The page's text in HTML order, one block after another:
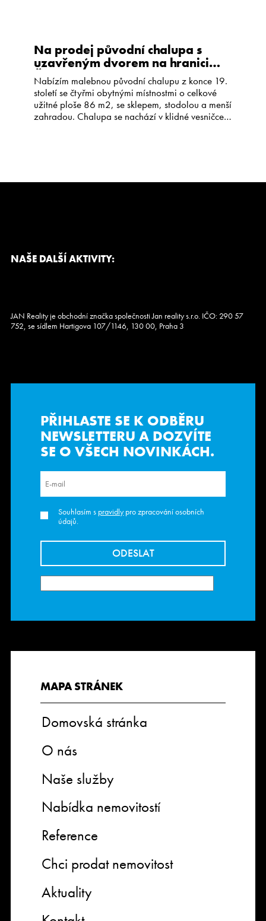
Na prodej původní chalupa s
uzavřeným dvorem na hranici
České Kanady
Nabízím malebnou původní chalupu z konce 19.
století se čtyřmi obytnými místnostmi o celkové
užitné ploše 86 m2, se sklepem, stodolou a menší
zahradou. Chalupa se nachází v klidné vesničce
NAŠE DALŠÍ AKTIVITY:
JAN Reality je obchodní značka společnosti Jan reality s.r.o. IČO: 290 57
752, se sídlem Hartigova 107/1146, 130 00, Praha 3
PŘIHLASTE SE K ODBĚRU
NEWSLETTERUA DOZVÍTE
SE O VŠECH NOVINKÁCH.
Souhlasím s pravidlypro zpracování osobních
údajů.
MAPA STRÁNEK
Domovská stránka
O nás
Naše služby
Nabídka nemovitostí
Reference
Chci prodat nemovitost
Aktuality